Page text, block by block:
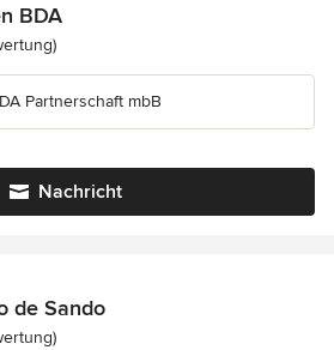
BDA
5 von 5 Sternen
Partnerschaft mbB
Nachricht
de Sando
5 von 5 Sternen